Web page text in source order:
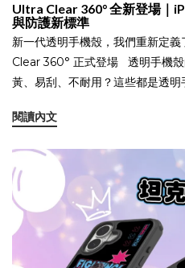
合包組合內容：10000mAh 磁吸
情侶一起用更有默契！高規磁吸
吸即充，補電過程輕鬆又愜意。
旅行中導航拍照、晚上外出聚餐
省去找線、借充電的麻煩，生活節
與同步感。🎯 限定優惠：大甲鎮
支架系列任選 2 件，即可享有專屬
實用派伴侶、遠距戀人 3️⃣ 就愛黏
磁吸支架你的手機在哪，你就在哪
讓你不論是窩在床上追劇、邊吃
起開會，都能找到最舒適的角度
放、直立、可旋轉視角，自由調整
兩人間的默契一樣，總能自然貼
Ultra Clear 360° 全新登場｜
與防護新標準
新一代透明手機殼，我們重新定
Clear 360° 正式登場 透明手機
黃、易刮、不耐用？這些都是透明
殼。 為什麼我們打造 Ultra Clear
黃化與實用設計。因此，Ultra
細節出發，打造一款看似簡單但
明，只是開始 ▍這款 iPhone 16
360°，不只「看起來很清透」，
我們從材質、結構，到實際使用
使用也不易泛黃的高透背板 -- 搭
閱讀內文